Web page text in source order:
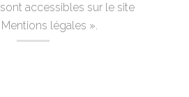
accessibles sur le site
légales ».